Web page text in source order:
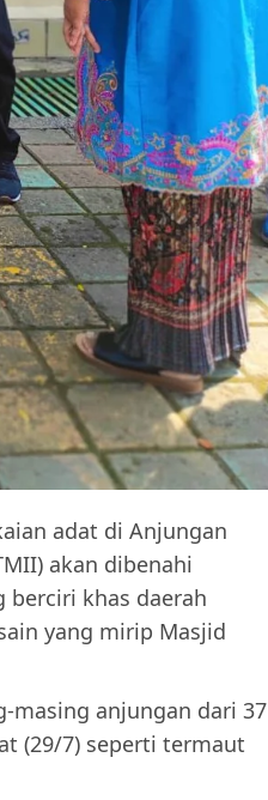
adat di Anjungan
akan dibenahi
berciri khas daerah
yang mirip Masjid
masing anjungan dari 37
(29/7) seperti termaut